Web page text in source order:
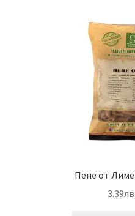
Пене от
3.39лв.